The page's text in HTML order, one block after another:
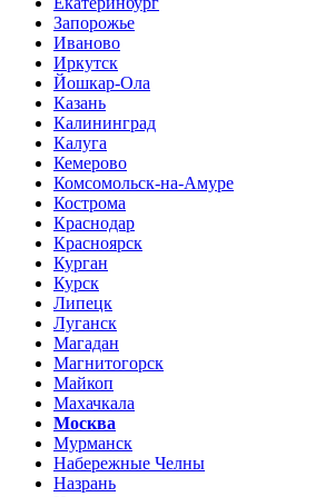
Запорожье
Иваново
Иркутск
Йошкар-Ола
Казань
Калининград
Калуга
Кемерово
Комсомольск-на-Амуре
Кострома
Краснодар
Красноярск
Курган
Курск
Липецк
Луганск
Магадан
Магнитогорск
Майкоп
Махачкала
Москва
Мурманск
Набережные Челны
Назрань